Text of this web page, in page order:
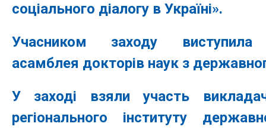
соціального діалогу в Україні».
Учасником заходу виступила
асамблея докторів наук з
У заході взяли участь
регіонального інституту